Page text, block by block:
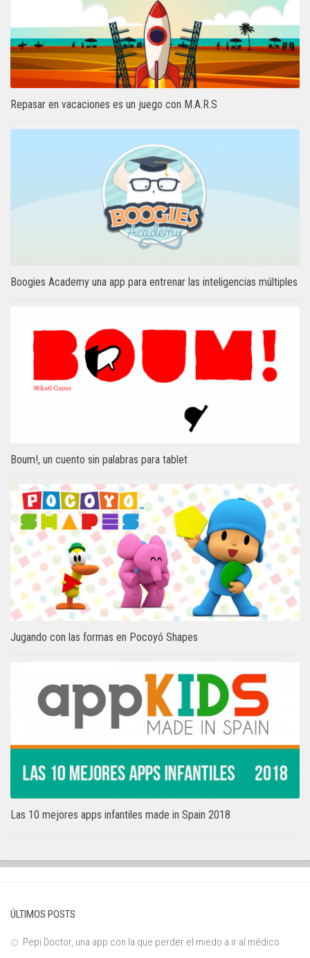
Repasar en vacaciones es un juego con M.A.R.S
Boogies Academy una app para entrenar las inteligencias múltiples
Boum!, un cuento sin palabras para tablet
Jugando con las formas en Pocoyó Shapes
Las 10 mejores apps infantiles made in Spain 2018
ÚLTIMOS POSTS
Pepi Doctor, una app con la que perder el miedo a ir al médico